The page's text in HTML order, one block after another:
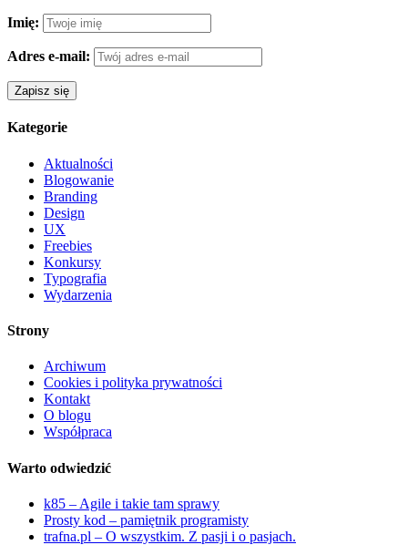
Imię:
Adres e-mail:
Kategorie
Aktualności
Blogowanie
Branding
Design
UX
Freebies
Konkursy
Typografia
Wydarzenia
Strony
Archiwum
Cookies i polityka prywatności
Kontakt
O blogu
Współpraca
Warto odwiedzić
k85 – Agile i takie tam sprawy
Prosty kod – pamiętnik programisty
trafna.pl – O wszystkim. Z pasji i o pasjach.